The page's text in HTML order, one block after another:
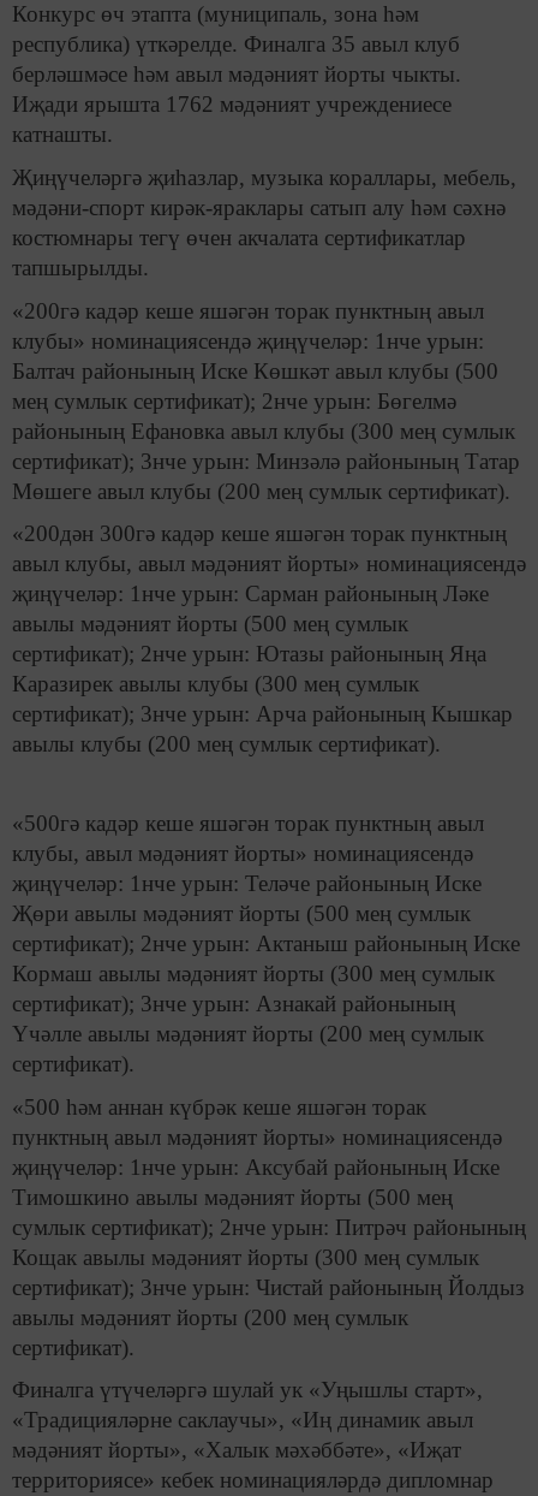
Конкурс өч этапта (муниципаль, зона һәм
республика) үткәрелде. Финалга 35 авыл клуб
берләшмәсе һәм авыл мәдәният йорты чыкты.
Иҗади ярышта 1762 мәдәният учреждениесе
катнашты.
Җиңүчеләргә җиһазлар, музыка кораллары, мебель,
мәдәни-спорт кирәк-яраклары сатып алу һәм сәхнә
костюмнары тегү өчен акчалата сертификатлар
тапшырылды.
«200гә кадәр кеше яшәгән торак пунктның авыл
клубы» номинациясендә җиңүчеләр: 1нче урын:
Балтач районының Иске Көшкәт авыл клубы (500
мең сумлык сертификат); 2нче урын: Бөгелмә
районының Ефановка авыл клубы (300 мең сумлык
сертификат); 3нче урын: Минзәлә районының Татар
Мөшеге авыл клубы (200 мең сумлык сертификат).
«200дән 300гә кадәр кеше яшәгән торак пунктның
авыл клубы, авыл мәдәният йорты» номинациясендә
җиңүчеләр: 1нче урын: Сарман районының Ләке
авылы мәдәният йорты (500 мең сумлык
сертификат); 2нче урын: Ютазы районының Яңа
Каразирек авылы клубы (300 мең сумлык
сертификат); 3нче урын: Арча районының Кышкар
авылы клубы (200 мең сумлык сертификат).
«500гә кадәр кеше яшәгән торак пунктның авыл
клубы, авыл мәдәният йорты» номинациясендә
җиңүчеләр: 1нче урын: Теләче районының Иске
Җөри авылы мәдәният йорты (500 мең сумлык
сертификат); 2нче урын: Актаныш районының Иске
Кормаш авылы мәдәният йорты (300 мең сумлык
сертификат); 3нче урын: Азнакай районының
Үчәлле авылы мәдәният йорты (200 мең сумлык
сертификат).
«500 һәм аннан күбрәк кеше яшәгән торак
пунктның авыл мәдәният йорты» номинациясендә
җиңүчеләр: 1нче урын: Аксубай районының Иске
Тимошкино авылы мәдәният йорты (500 мең
сумлык сертификат); 2нче урын: Питрәч районының
Кощак авылы мәдәният йорты (300 мең сумлык
сертификат); 3нче урын: Чистай районының Йолдыз
авылы мәдәният йорты (200 мең сумлык
сертификат).
Финалга үтүчеләргә шулай ук «Уңышлы старт»,
«Традицияләрне саклаучы», «Иң динамик авыл
мәдәният йорты», «Халык мәхәббәте», «Иҗат
территориясе» кебек номинацияләрдә дипломнар